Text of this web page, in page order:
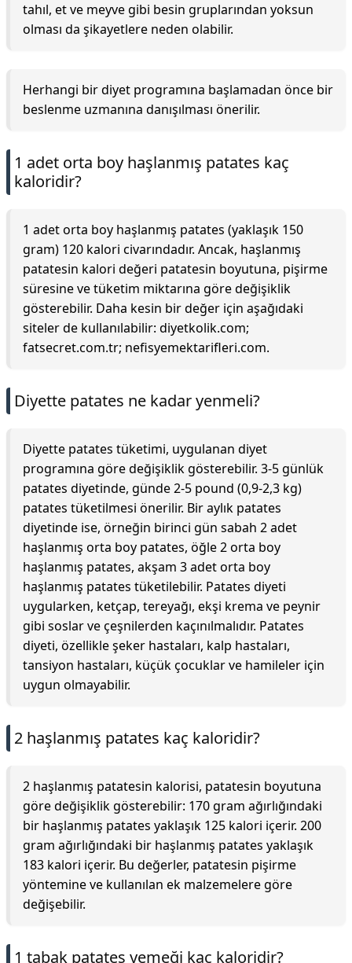
tahıl, et ve meyve gibi besin gruplarından yoksun
olması da şikayetlere neden olabilir.
Herhangi bir diyet programına başlamadan önce bir
beslenme uzmanına danışılması önerilir.
1 adet orta boy haşlanmış patates kaç
kaloridir?
1 adet orta boy haşlanmış patates (yaklaşık 150
gram) 120 kalori civarındadır. Ancak, haşlanmış
patatesin kalori değeri patatesin boyutuna, pişirme
süresine ve tüketim miktarına göre değişiklik
gösterebilir. Daha kesin bir değer için aşağıdaki
siteler de kullanılabilir: diyetkolik.com;
fatsecret.com.tr; nefisyemektarifleri.com.
Diyette patates ne kadar yenmeli?
Diyette patates tüketimi, uygulanan diyet
programına göre değişiklik gösterebilir. 3-5 günlük
patates diyetinde, günde 2-5 pound (0,9-2,3 kg)
patates tüketilmesi önerilir. Bir aylık patates
diyetinde ise, örneğin birinci gün sabah 2 adet
haşlanmış orta boy patates, öğle 2 orta boy
haşlanmış patates, akşam 3 adet orta boy
haşlanmış patates tüketilebilir. Patates diyeti
uygularken, ketçap, tereyağı, ekşi krema ve peynir
gibi soslar ve çeşnilerden kaçınılmalıdır. Patates
diyeti, özellikle şeker hastaları, kalp hastaları,
tansiyon hastaları, küçük çocuklar ve hamileler için
uygun olmayabilir.
2 haşlanmış patates kaç kaloridir?
2 haşlanmış patatesin kalorisi, patatesin boyutuna
göre değişiklik gösterebilir: 170 gram ağırlığındaki
bir haşlanmış patates yaklaşık 125 kalori içerir. 200
gram ağırlığındaki bir haşlanmış patates yaklaşık
183 kalori içerir. Bu değerler, patatesin pişirme
yöntemine ve kullanılan ek malzemelere göre
değişebilir.
1 tabak patates yemeği kaç kaloridir?